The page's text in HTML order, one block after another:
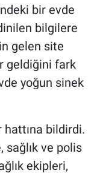
bir evde
bilgilere
gelen site
geldiğini fark
yoğun sinek
bildirdi.
sağlık ve polis
ekipleri,